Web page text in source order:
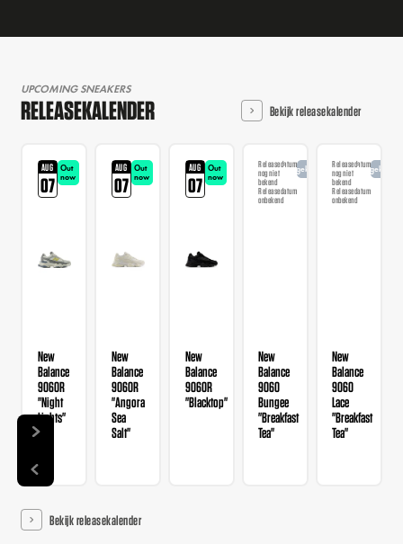
UPCOMING SNEAKERS
RELEASEKALENDER Bekijk releasekalender
AUG
07
Out
now
New
Balance
9060R
"Night
Lights"
AUG
07
Out
now
New
Balance
9060R
"Angora
Sea
Salt"
AUG
07
Out
now
New
Balance
9060R
"Blacktop"
Releasedatum
nog niet
bekend
Releasedatum
onbekend
Aangekondigd
New
Balance
9060
Bungee
"Breakfast
Tea"
Releasedatum
nog niet
bekend
Releasedatum
onbekend
New
Balance
9060
Lace
"Breakfast
Tea"
Bekijk releasekalender